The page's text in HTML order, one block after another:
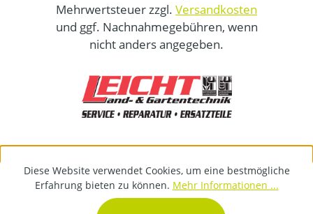
Mehrwertsteuer zzgl. Versandkosten
und ggf. Nachnahmegebühren, wenn
nicht anders angegeben.
Diese Website verwendet Cookies, um eine bestmögliche
Erfahrung bieten zu können. Mehr Informationen ...